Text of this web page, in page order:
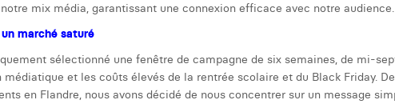
mix média, garantissant une connexion efficace avec notre audience.
marché saturé
sélectionné une fenêtre de campagne de six semaines, de mi-
et les coûts élevés de la rentrée scolaire et du Black Friday.
en Flandre, nous avons décidé de nous concentrer sur un message